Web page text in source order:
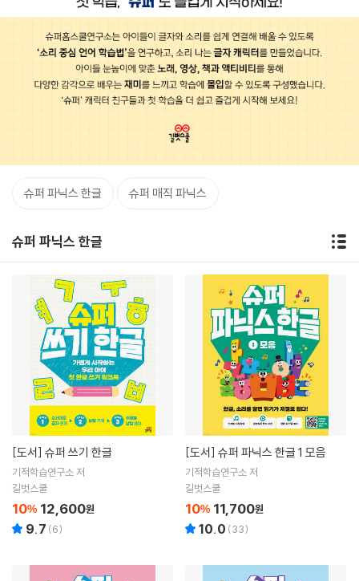
슈퍼 파닉스 한글 슈퍼 매직 파닉스
슈퍼 파닉스 한글
[도서] 슈퍼 쓰기 한글
기적학습연구소 저
길벗스쿨
10% 12,600원
9.7 (6)
[도서] 슈퍼 파닉스 한글 1 모음
기적학습연구소 저
길벗스쿨
10% 11,700원
10.0 (33)